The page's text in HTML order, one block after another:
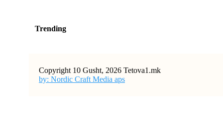
Trending
Copyright 10 Gusht, 2026 Tetova1.mk
by: Nordic Craft Media aps